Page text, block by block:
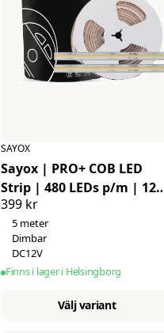
SAYOX
Sayox | PRO+ COB LED
Strip | 480 LEDs p/m | 12V
| IP67 | 11.2W p/m
399 kr
5 meter
Dimbar
DC12V
Finns i lager i Helsingborg
Välj variant